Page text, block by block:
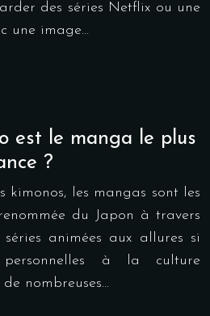
des séries Netflix ou une
une image…
est le manga le plus
?
kimonos, les mangas sont les
du Japon à travers
animées aux allures si
personnelles à la culture
nombreuses…